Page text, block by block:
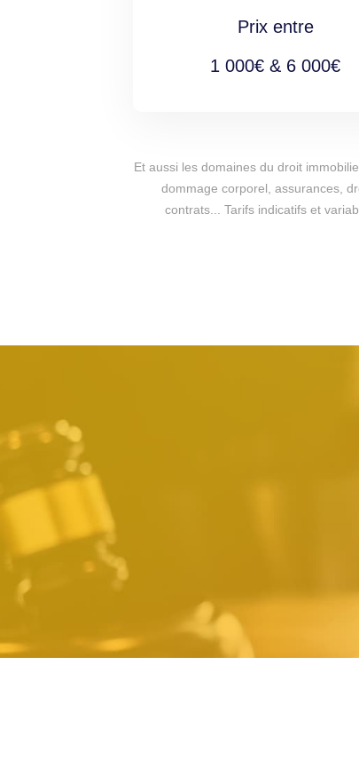
Prix entre
1 000€ & 6 000€
Et aussi les domaines du droit
dommage corporel, assurances,
contrats... Tarifs indicatifs et